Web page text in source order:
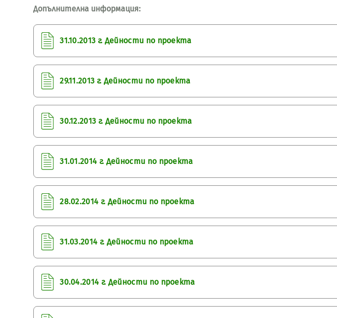
Допълнителна информация:
31.10.2013 г. Дейности по проекта
29.11.2013 г. Дейности по проекта
30.12.2013 г. Дейности по проекта
31.01.2014 г. Дейности по проекта
28.02.2014 г. Дейности по проекта
31.03.2014 г. Дейности по проекта
30.04.2014 г. Дейности по проекта